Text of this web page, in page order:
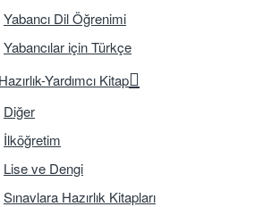
Yabancı Dil Öğrenimi
Yabancılar için Türkçe
Yardımcı Kitap
Diğer
İlköğretim
Lise ve Dengi
Sınavlara Hazırlık Kitapları